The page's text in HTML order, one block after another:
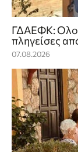
ΓΔΑΕΦΚ:
πληγείσες
07.08.2026